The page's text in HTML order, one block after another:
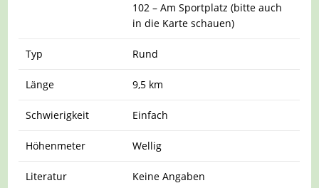
102 – Am Sportplatz (bitte auch
in die Karte schauen)
Typ Rund
Länge 9,5 km
Schwierigkeit Einfach
Höhenmeter Wellig
Literatur Keine Angaben